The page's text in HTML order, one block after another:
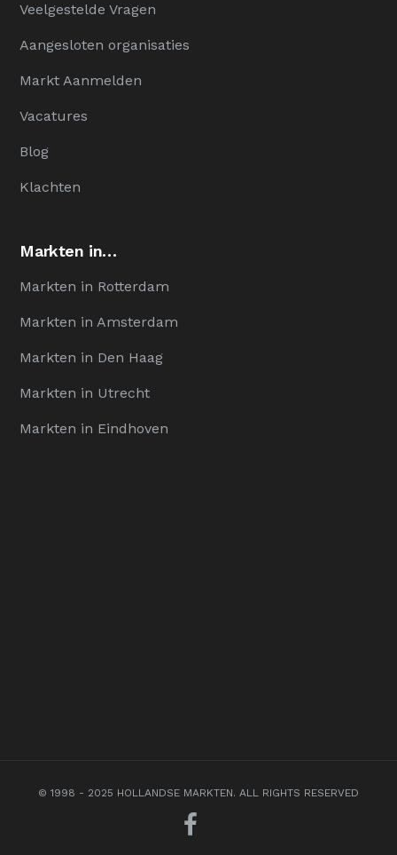
Veelgestelde Vragen
Aangesloten organisaties
Markt Aanmelden
Vacatures
Blog
Klachten
Markten in…
Markten in Rotterdam
Markten in Amsterdam
Markten in Den Haag
Markten in Utrecht
Markten in Eindhoven
© 1998 - 2025 HOLLANDSE MARKTEN. ALL RIGHTS RESERVED